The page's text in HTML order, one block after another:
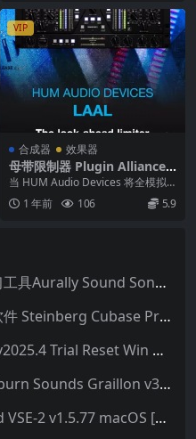
VIP
合成器 效果器
母带限制器 Plugin Alliance
HUM Audio Devices LAAL
当 HUM Audio Devices 将全模拟
前瞻延迟线路集成至由顶级现代模
拟...1 年前 106 5.9
歌曲大师专业扒谱与学习工具Aurally Sound Song Master PRO v2.7.04 WiN
专业顶级音乐制作宿主软件 Steinberg Cubase Pro 14 v14.0.32 VR/R2R 原厂音源内含安装教程 [WiN MAC]（80GB+）
Avid Sibelius Ultimate v2025.4 Trial Reset Win 无限试用版 乐谱软件 西贝柳斯 MAC含音色库25G
实时人声变声器插件 Auburn Sounds Graillon v3.1.1 macOS
母带插件 Vertigo Sound VSE-2 v1.5.77 macOS [HCiSO]